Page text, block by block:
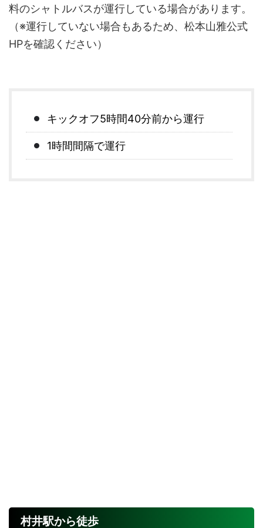
料のシャトルバスが運行している場合があります。
（※運行していない場合もあるため、松本山雅公式
HPを確認ください）
キックオフ5時間40分前から運行
1時間間隔で運行
村井駅から徒歩